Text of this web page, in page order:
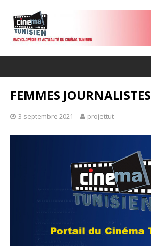
FEMMES JOURNALISTES
3 septembre 2021 projettut